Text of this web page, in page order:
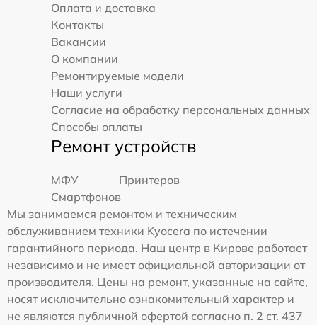
Оплата и доставка
Контакты
Вакансии
О компании
Ремонтируемые модели
Наши услуги
Согласие на обработку персональных данных
Способы оплаты
Ремонт устройств
МФУ
Принтеров
Смартфонов
Мы занимаемся ремонтом и техническим
обслуживанием техники Kyocera по истечении
гарантийного периода. Наш центр в Кирове работает
независимо и не имеет официальной авторизации от
производителя. Цены на ремонт, указанные на сайте,
носят исключительно ознакомительный характер и
не являются публичной офертой согласно п. 2 ст. 437